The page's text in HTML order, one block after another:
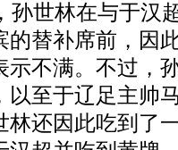
世林在与于汉
的替补席前，因
示不满。不过，
以至于辽足主帅
林还因此吃到了